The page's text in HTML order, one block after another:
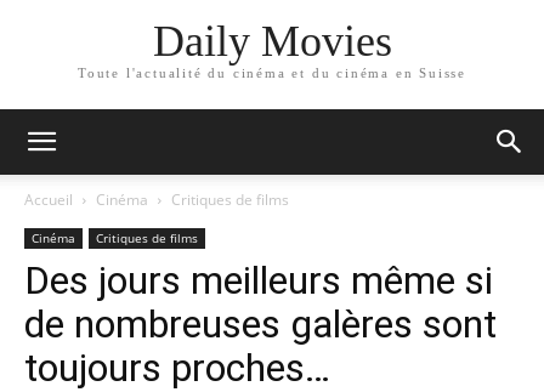
Daily Movies
Toute l'actualité du cinéma et du cinéma en Suisse
Accueil Cinéma Critiques de films
Cinéma Critiques de films
Des jours meilleurs même si
de nombreuses galères sont
toujours proches…